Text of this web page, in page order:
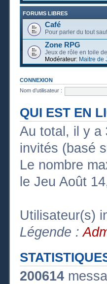
FORUMS LIBRES
Café
Pour parler du tout
Zone RPG
Jeux de rôle en toile
Modérateur: Maitre de
CONNEXION
Nom d’utilisateur :
QUI EST EN
Au total, il y a
invités (basé
Le nombre
le Jeu Août
Utilisateur(s)
Légende :
200614